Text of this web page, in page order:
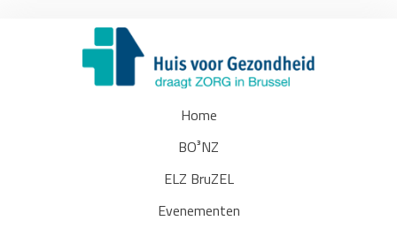
Home
BO³NZ
ELZ BruZEL
Evenementen